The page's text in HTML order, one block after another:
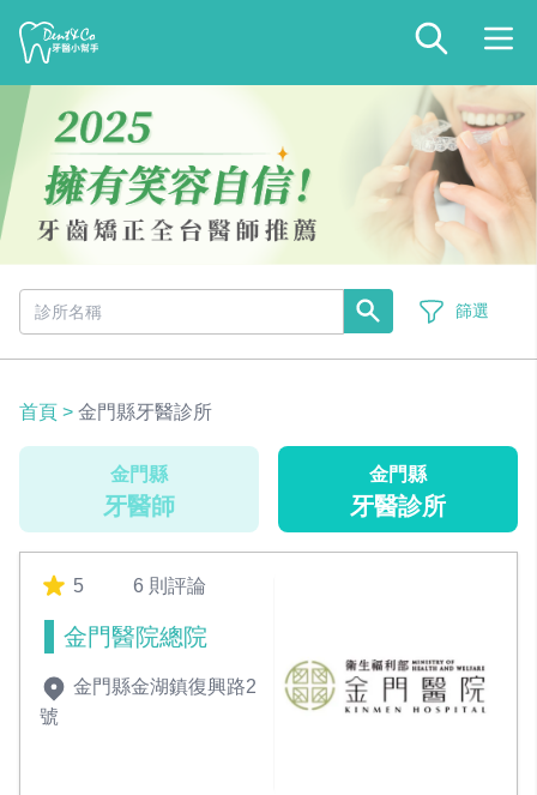
篩選
首頁 > 金門縣牙醫診所
金門縣
牙醫師
金門縣
牙醫診所
5 6 則評論
金門醫院總院
金門縣金湖鎮復興路2
號